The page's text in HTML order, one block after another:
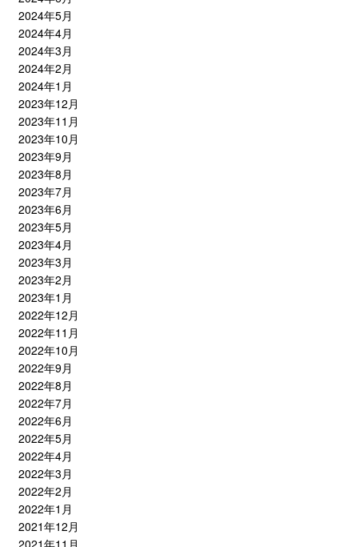
2024年5月
2024年4月
2024年3月
2024年2月
2024年1月
2023年12月
2023年11月
2023年10月
2023年9月
2023年8月
2023年7月
2023年6月
2023年5月
2023年4月
2023年3月
2023年2月
2023年1月
2022年12月
2022年11月
2022年10月
2022年9月
2022年8月
2022年7月
2022年6月
2022年5月
2022年4月
2022年3月
2022年2月
2022年1月
2021年12月